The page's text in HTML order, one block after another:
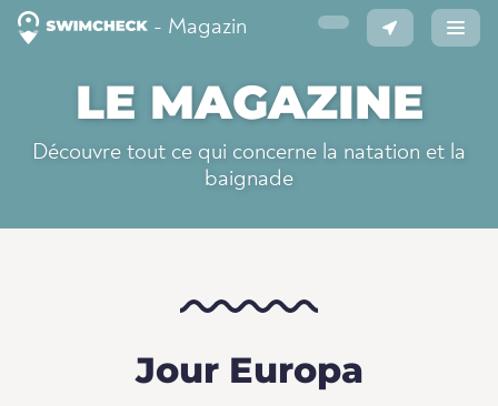
- Magazin
LE MAGAZINE
Découvre tout ce qui concerne la natation et la
baignade
Jour Europa